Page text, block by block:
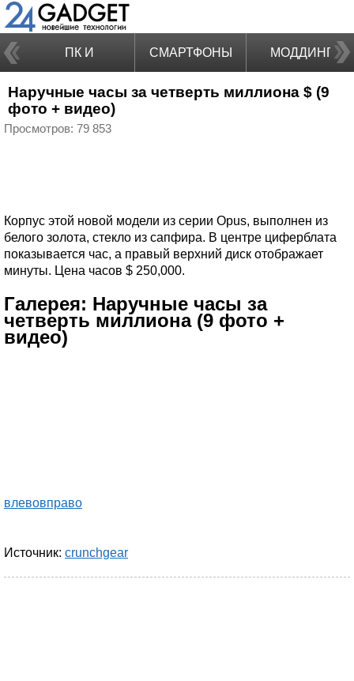
ПК И
НОУТБУКИ
СМАРТФОНЫ МОДДИНГ
Наручные часы за четверть миллиона $ (9
фото + видео)
Просмотров: 79 853
Корпус этой новой модели из серии Opus, выполнен из
белого золота, стекло из сапфира. В центре циферблата
показывается час, а правый верхний диск отображает
минуты. Цена часов $ 250,000.
Галерея: Наручные часы за
четверть миллиона (9 фото +
видео)
влевовправо
Источник: crunchgear